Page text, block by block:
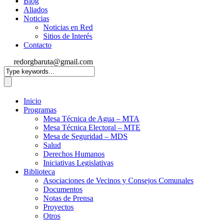
Aliados
Noticias
Noticias en Red
Sitios de Interés
Contacto
redorgbaruta@gmail.com
Inicio
Programas
Mesa Técnica de Agua – MTA
Mesa Técnica Electoral – MTE
Mesa de Seguridad – MDS
Salud
Derechos Humanos
Iniciativas Legislativas
Biblioteca
Asociaciones de Vecinos y Consejos Comunales
Documentos
Notas de Prensa
Proyectos
Otros